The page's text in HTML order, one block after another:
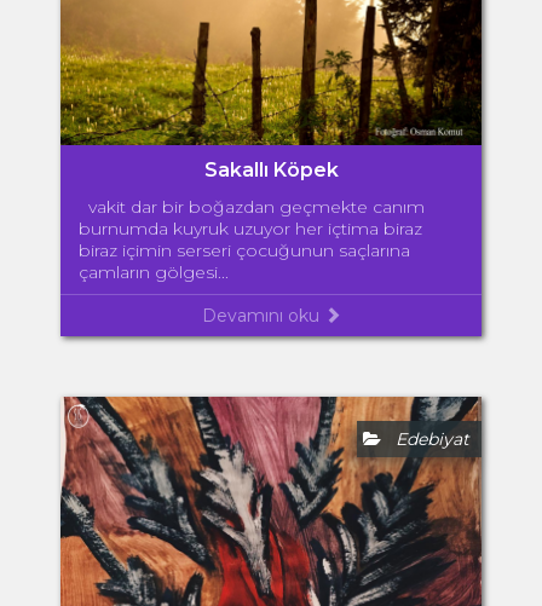
Sakallı Köpek
vakit dar bir boğazdan geçmekte canım
burnumda kuyruk uzuyor her içtima biraz
biraz içimin serseri çocuğunun saçlarına
çamların gölgesi...
Devamını oku
Edebiyat